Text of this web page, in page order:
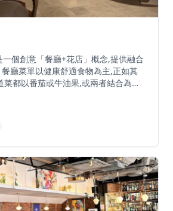
個創意「餐廳+花店」概念,提供融合
廳菜單以健康舒適食物為主,正如其
都以番茄或牛油果,或兩者結合為特
為星期一至日上午11時30分至晚上
鐵站D4出口約5分鐘步行路程。餐廳
是一個連鎖品牌,在8個城市設有